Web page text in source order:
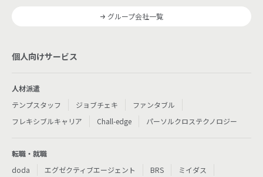
グループ会社一覧
個人向けサービス
人材派遣
テンプスタッフ
ジョブチェキ
ファンタブル
フレキシブルキャリア
Chall-edge パーソルクロステクノロジー
転職・就職
doda
エグゼクティブエージェント BRS
ミイダス